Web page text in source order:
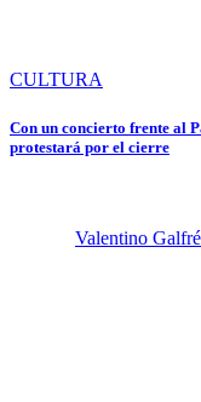
CULTURA
Con un concierto frente al
protestará por el cierre
Valentino Galfré